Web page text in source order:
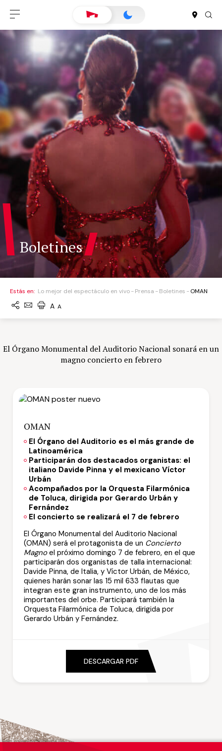
Boletines
Estás en: Lo mejor del espectáculo en vivo Prensa Boletines OMAN
A A
El Órgano Monumental del Auditorio Nacional sonará en un
magno concierto en febrero
OMAN
El Órgano del Auditorio es el más grande de
Latinoamérica
Participarán dos destacados organistas: el
italiano Davide Pinna y el mexicano Víctor
Urbán
Acompañados por la Orquesta Filarmónica
de Toluca, dirigida por Gerardo Urbán y
Fernández
El concierto se realizará el 7 de febrero
El Órgano Monumental del Auditorio Nacional
(OMAN) será el protagonista de un Concierto
Magnoel próximo domingo 7 de febrero, en el que
participarán dos organistas de talla internacional:
Davide Pinna, de Italia, y Víctor Urbán, de México,
quienes harán sonar las 15 mil 633 flautas que
integran este gran instrumento, uno de los más
importantes del orbe. Participará también la
Orquesta Filarmónica de Toluca, dirigida por
Gerardo Urbán y Fernández.
DESCARGAR PDF